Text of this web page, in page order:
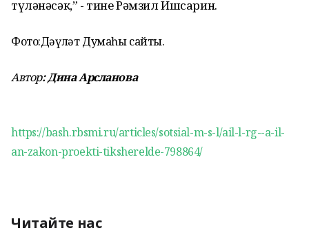
түләнәсәк,” - тине Рәмзил Ишсарин.
Фото:Дәүләт Думаһы сайты.
Автор: Дина Арсланова
https://bash.rbsmi.ru/articles/sotsial-m-s-l/ail-l-rg--a-il-
an-zakon-proekti-tiksherelde-798864/
Читайте нас